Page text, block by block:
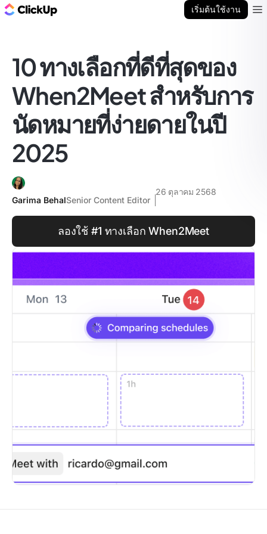
เริ่มต้นใช้งาน
10 ทางเลือกที่ดีที่สุดของ
When2Meet สำหรับการ
นัดหมายที่ง่ายดายในปี
2025
Garima BehalSenior Content Editor
26 ตุลาคม 2568
ลองใช้ #1 ทางเลือก When2Meet